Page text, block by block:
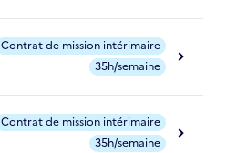
Contrat de mission intérimaire
35h/semaine
Contrat de mission intérimaire
35h/semaine